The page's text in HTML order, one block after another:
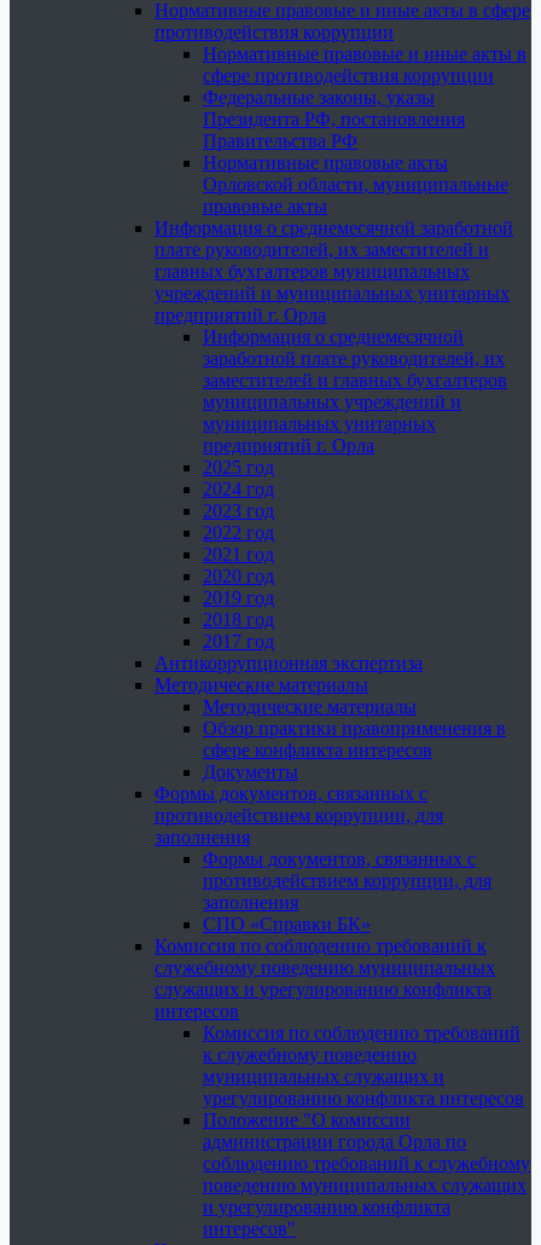
Нормативные правовые и иные акты в сфере
противодействия коррупции
Нормативные правовые и иные акты в
сфере противодействия коррупции
Федеральные законы, указы
Президента РФ, постановления
Правительства РФ
Нормативные правовые акты
Орловской области, муниципальные
правовые акты
Информация о среднемесячной заработной
плате руководителей, их заместителей и
главных бухгалтеров муниципальных
учреждений и муниципальных унитарных
предприятий г. Орла
Информация о среднемесячной
заработной плате руководителей, их
заместителей и главных бухгалтеров
муниципальных учреждений и
муниципальных унитарных
предприятий г. Орла
2025 год
2024 год
2023 год
2022 год
2021 год
2020 год
2019 год
2018 год
2017 год
Антикоррупционная экспертиза
Методические материалы
Методические материалы
Обзор практики правоприменения в
сфере конфликта интересов
Документы
Формы документов, связанных с
противодействием коррупции, для
заполнения
Формы документов, связанных с
противодействием коррупции, для
заполнения
СПО «Справки БК»
Комиссия по соблюдению требований к
служебному поведению муниципальных
служащих и урегулированию конфликта
интересов
Комиссия по соблюдению требований
к служебному поведению
муниципальных служащих и
урегулированию конфликта интересов
Положение "О комиссии
администрации города Орла по
соблюдению требований к служебному
поведению муниципальных служащих
и урегулированию конфликта
интересов"